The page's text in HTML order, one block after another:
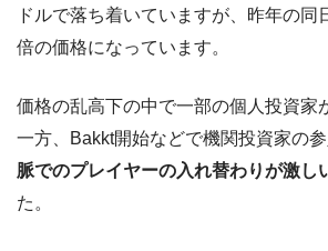
ドルで落ち着いていますが、昨年の同
倍の価格になっています。
価格の乱高下の中で一部の個人投資家
一方、Bakkt開始などで機関投資家の参
脈でのプレイヤーの入れ替わりが激し
た。